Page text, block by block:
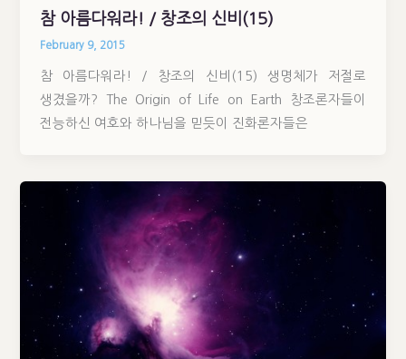
참 아름다워라! / 창조의 신비(15)
February 9, 2015
참 아름다워라! / 창조의 신비(15) 생명체가 저절로
생겼을까? The Origin of Life on Earth 창조론자들이
전능하신 여호와 하나님을 믿듯이 진화론자들은